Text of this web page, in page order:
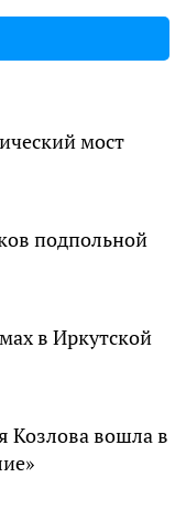
мост
подпольной
в Иркутской
Козлова вошла в